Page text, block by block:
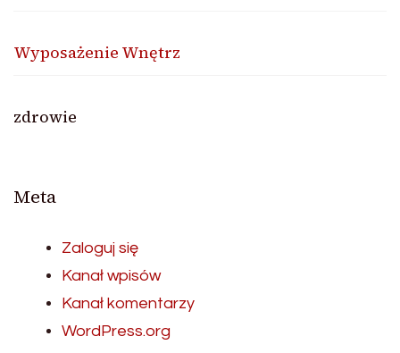
Wyposażenie Wnętrz
zdrowie
Meta
Zaloguj się
Kanał wpisów
Kanał komentarzy
WordPress.org